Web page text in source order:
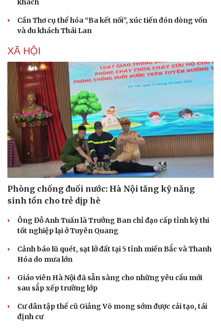
Cây thuốc
Sản phụ khoa
Nam khoa
Làm đẹp - giảm cân
Phòng mạch online
Ăn sạch sống khỏe
Blog
khách
Cần Thơ cụ thể hóa “Ba kết nối”, xúc tiến đón dòng vốn
và du khách Thái Lan
XÃ HỘI
Phòng chống đuối nước: Hà Nội tăng kỹ năng
sinh tồn cho trẻ dịp hè
Ông Đỗ Anh Tuấn là Trưởng Ban chỉ đạo cấp tỉnh kỳ thi
tốt nghiệp lại ở Tuyên Quang
Cảnh báo lũ quét, sạt lở đất tại 5 tỉnh miền Bắc và Thanh
Hóa do mưa lớn
Giáo viên Hà Nội đã sẵn sàng cho những yêu cầu mới
sau sắp xếp trường lớp
Cư dân tập thể cũ Giảng Võ mong sớm được cải tạo, tái
định cư